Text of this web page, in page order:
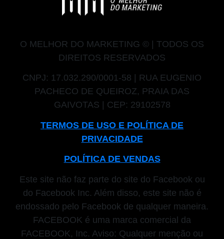
O MELHOR DO MARKETING © | TODOS OS
DIREITOS RESERVADOS
CNPJ: 17.032.290/0001-58 | RUA EUGENIO
PACHECO DE QUEIROZ, PRAIA DAS
GAIVOTAS | CEP: 29102578
TERMOS DE USO E POLÍTICA DE
PRIVACIDADE
POLÍTICA DE VENDAS
Este site não faz parte do site do Facebook ou
do Facebook Inc. Além disso, este site não é
endossado pelo Facebook de qualquer maneira.
FACEBOOK é uma marca comercial da
FACEBOOK, Inc. Aviso: Qualquer menção ou